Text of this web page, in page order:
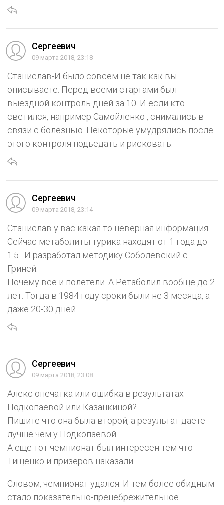
Сергеевич
09 марта 2018, 23:18
Станислав-И было совсем не так как вы
описываете. Перед всеми стартами был
выездной контроль дней за 10. И если кто
светился, например Самойленко , снимались в
связи с болезнью. Некоторые умудрялись после
этого контроля подьедать и рисковать.
Сергеевич
09 марта 2018, 23:14
Станислав у вас какая то неверная информация.
Сейчас метаболиты турика находят от 1 года до
1.5 . И разработал методику Соболевский с
Гриней.
Почему все и полетели. А Ретаболил вообще до 2
лет. Тогда в 1984 году сроки были не 3 месяца, а
даже 20-30 дней.
Сергеевич
09 марта 2018, 23:08
Алекс опечатка или ошибка в результатах
Подкопаевой или Казанкиной?
Пишите что она была второй, а результат даете
лучше чем у Подкопаевой.
А еще тот чемпионат был интересен тем что
Тищенко и призеров наказали.
Словом, чемпионат удался. И тем более обидным
стало показательно-пренебрежительное